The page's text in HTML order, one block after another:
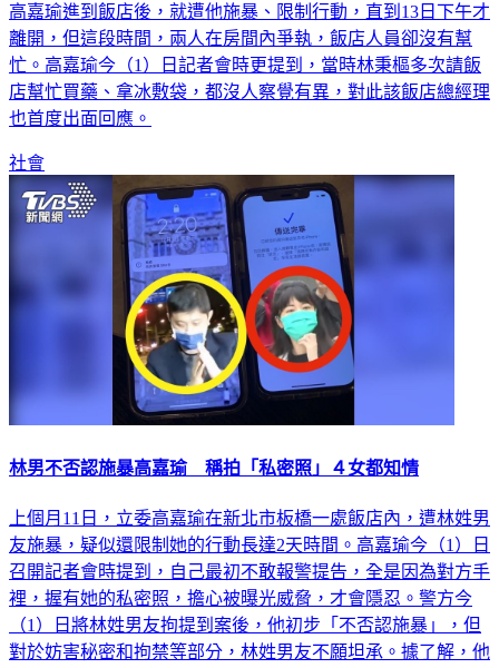
高嘉瑜進到飯店後，就遭他施暴、限制行動，直到13日下午才
離開，但這段時間，兩人在房間內爭執，飯店人員卻沒有幫
忙。高嘉瑜今（1）日記者會時更提到，當時林秉樞多次請飯
店幫忙買藥、拿冰敷袋，都沒人察覺有異，對此該飯店總經理
也首度出面回應。
社會
林男不否認施暴高嘉瑜 稱拍「私密照」４女都知情
上個月11日，立委高嘉瑜在新北市板橋一處飯店內，遭林姓男
友施暴，疑似還限制她的行動長達2天時間。高嘉瑜今（1）日
召開記者會時提到，自己最初不敢報警提告，全是因為對方手
裡，握有她的私密照，擔心被曝光威脅，才會隱忍。警方今
（1）日將林姓男友拘提到案後，他初步「不否認施暴」，但
對於妨害秘密和拘禁等部分，林姓男友不願坦承。據了解，他